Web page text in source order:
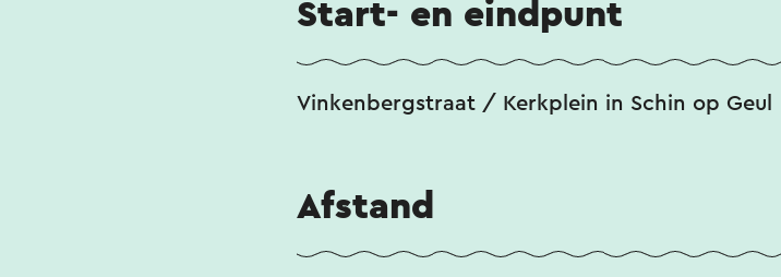
Start- en eindpunt
Vinkenbergstraat / Kerkplein in Schin op Geul
Afstand